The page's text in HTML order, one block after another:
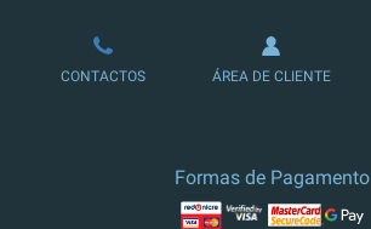
CONTACTOS ÁREA DE CLIENTE
Formas de Pagamento